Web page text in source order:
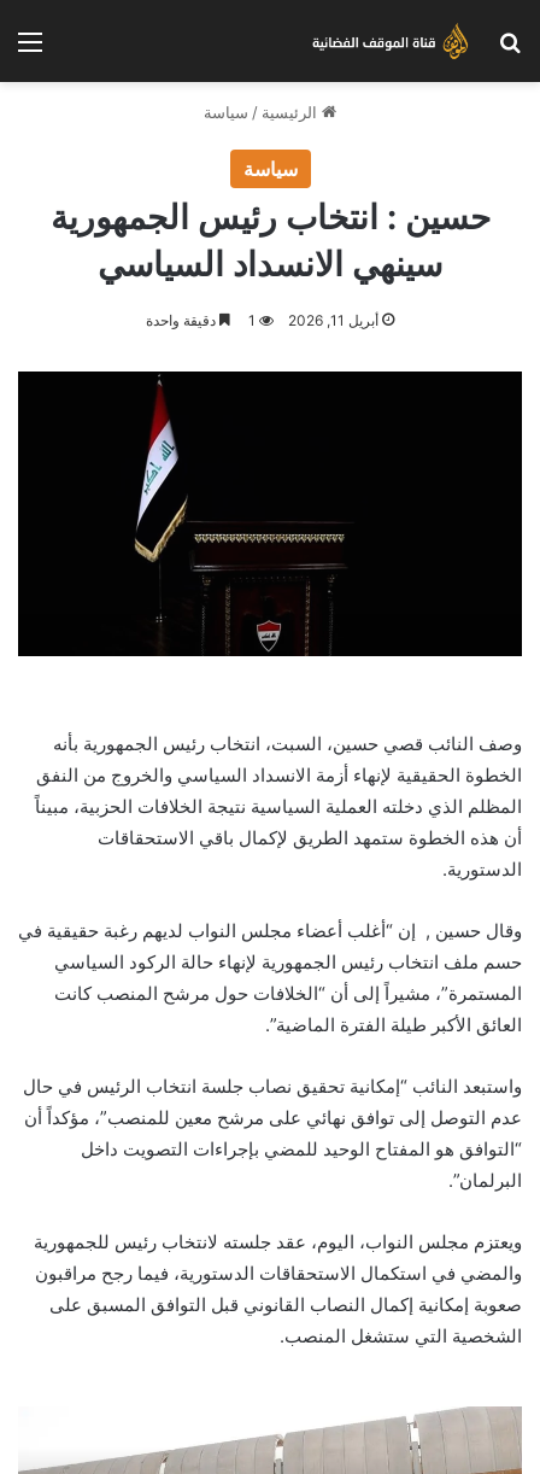
بحث عن
الرئيسية / سياسة
سياسة
حسين : انتخاب رئيس الجمهورية
سينهي الانسداد السياسي
أبريل 11, 2026 1 دقيقة واحدة
وصف النائب قصي حسين، السبت، انتخاب رئيس الجمهورية بأنه
الخطوة الحقيقية لإنهاء أزمة الانسداد السياسي والخروج من النفق
المظلم الذي دخلته العملية السياسية نتيجة الخلافات الحزبية، مبيناً
أن هذه الخطوة ستمهد الطريق لإكمال باقي الاستحقاقات
الدستورية.
وقال حسين , إن “أغلب أعضاء مجلس النواب لديهم رغبة حقيقية في
حسم ملف انتخاب رئيس الجمهورية لإنهاء حالة الركود السياسي
المستمرة”، مشيراً إلى أن “الخلافات حول مرشح المنصب كانت
العائق الأكبر طيلة الفترة الماضية”.
واستبعد النائب “إمكانية تحقيق نصاب جلسة انتخاب الرئيس في حال
عدم التوصل إلى توافق نهائي على مرشح معين للمنصب”، مؤكداً أن
“التوافق هو المفتاح الوحيد للمضي بإجراءات التصويت داخل
البرلمان”.
ويعتزم مجلس النواب، اليوم، عقد جلسته لانتخاب رئيس للجمهورية
والمضي في استكمال الاستحقاقات الدستورية، فيما رجح مراقبون
صعوبة إمكانية إكمال النصاب القانوني قبل التوافق المسبق على
الشخصية التي ستشغل المنصب.